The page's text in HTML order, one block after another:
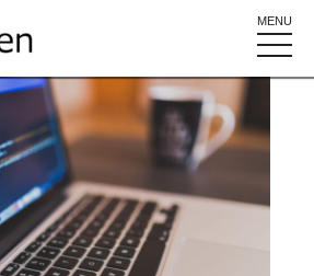
MENU
toggle